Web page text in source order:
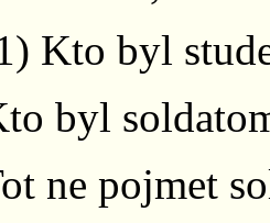
Kto byl
byl
ne pojmet